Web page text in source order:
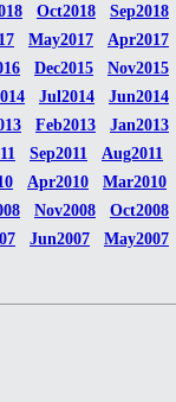
Oct2018 Sep2018
May2017 Apr2017
Dec2015 Nov2015
Jul2014 Jun2014
Feb2013 Jan2013
Sep2011 Aug2011
Apr2010 Mar2010
Nov2008 Oct2008
Jun2007 May2007